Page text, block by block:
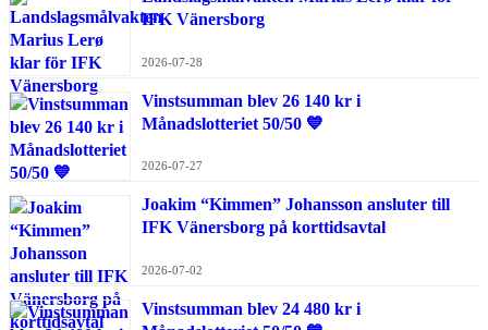
IFK Vänersborg
2026-07-28
Vinstsumman blev 26 140 kr i
Månadslotteriet 50/50 💙
2026-07-27
Joakim “Kimmen” Johansson ansluter till
IFK Vänersborg på korttidsavtal
2026-07-02
Vinstsumman blev 24 480 kr i